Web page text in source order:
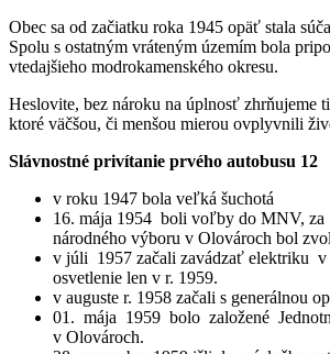
Obec sa od začiatku roka 1945 opäť stala
Spolu s ostatným vráteným územím bola
vtedajšieho modrokamenského okresu.
Heslovite, bez nároku na úplnosť zhrňujeme
ktoré väčšou, či menšou mierou ovplyvnili
Slávnostné privítanie prvého autobusu 12
v roku 1947 bola veľká šuchotá
16. mája 1954 boli voľby do MNV, za
národného výboru v Olovároch bol
v júli 1957 začali zavádzať elektriku v
osvetlenie len v r. 1959.
v auguste r. 1958 začali s generálnou
01. mája 1959 bolo založené
v Olovároch.